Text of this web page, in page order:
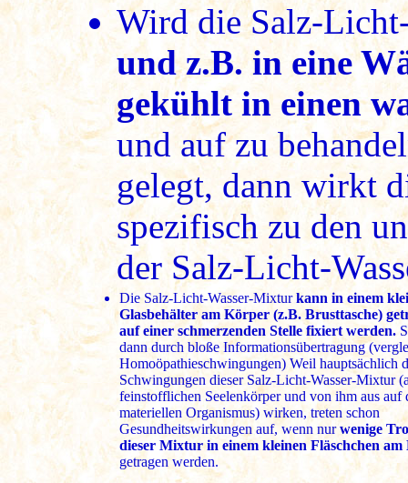
Wird die Salz-
und z.B. in eine
gekühlt in einen
und auf zu
gelegt, dann wirkt
spezifisch zu den
der Salz-Licht-
Die Salz-Licht-Wasser-Mixturkann in einem
Glasbehälter am Körper (z.B. Brusttasche)
auf einer schmerzenden Stelle fixiert werden.
dann durch bloße Informationsübertragung
Homoöpathieschwingungen) Weil hauptsächlich
Schwingungen dieser Salz-Licht-Wasser-Mixtur
feinstofflichen Seelenkörper und von ihm aus auf
materiellen Organismus) wirken, treten schon
Gesundheitswirkungen auf, wenn nurwenige
dieser Mixtur in einem kleinen Fläschchen
getragen werden.